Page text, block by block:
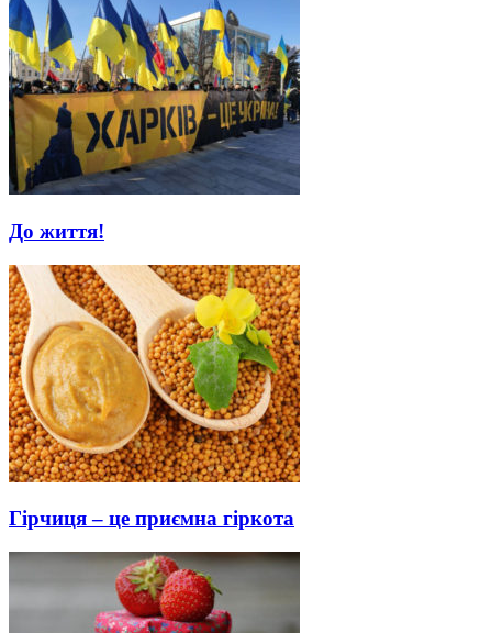
До життя!
Гірчиця – це приємна гіркота